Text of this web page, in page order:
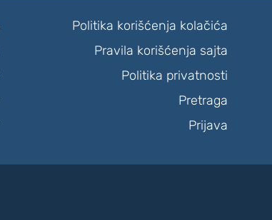
Politika korišćenja kolačića
Pravila korišćenja sajta
Politika privatnosti
Pretraga
Prijava